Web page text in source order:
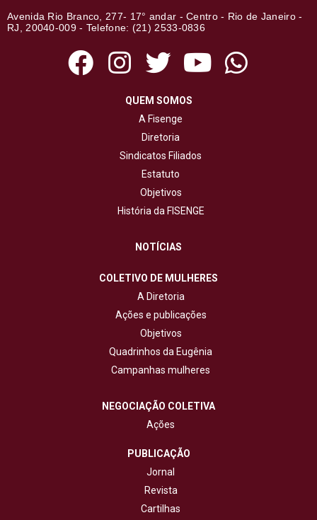
Avenida Rio Branco, 277- 17° andar - Centro - Rio de Janeiro -
RJ, 20040-009 - Telefone: (21) 2533-0836
QUEM SOMOS
A Fisenge
Diretoria
Sindicatos Filiados
Estatuto
Objetivos
História da FISENGE
NOTÍCIAS
COLETIVO DE MULHERES
A Diretoria
Ações e publicações
Objetivos
Quadrinhos da Eugênia
Campanhas mulheres
NEGOCIAÇÃO COLETIVA
Ações
PUBLICAÇÃO
Jornal
Revista
Cartilhas